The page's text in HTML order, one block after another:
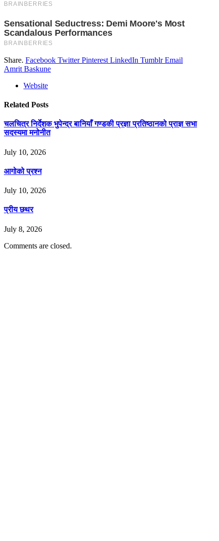
Share. Facebook Twitter Pinterest LinkedIn Tumblr Email
Amrit Baskune
Website
Related Posts
चलचित्र निर्देशक भुपेन्द्र बानियाँ गण्डकी प्रज्ञा प्रतिष्ठानको प्राज्ञ सभा
सदस्यमा मनोनीत
July 10, 2026
आगोको प्रश्न
July 10, 2026
प्रीय छथर
July 8, 2026
Comments are closed.